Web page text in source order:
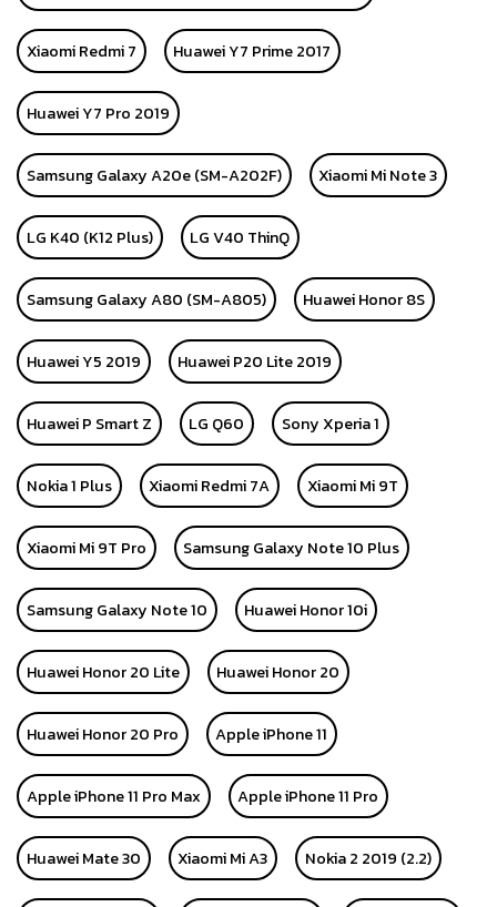
Xiaomi Redmi 7 Huawei Y7 Prime 2017
Huawei Y7 Pro 2019
Samsung Galaxy A20e (SM-A202F) Xiaomi Mi Note 3
LG K40 (K12 Plus) LG V40 ThinQ
Samsung Galaxy A80 (SM-A805) Huawei Honor 8S
Huawei Y5 2019 Huawei P20 Lite 2019
Huawei P Smart Z LG Q60 Sony Xperia 1
Nokia 1 Plus Xiaomi Redmi 7A Xiaomi Mi 9T
Xiaomi Mi 9T Pro Samsung Galaxy Note 10 Plus
Samsung Galaxy Note 10 Huawei Honor 10i
Huawei Honor 20 Lite Huawei Honor 20
Huawei Honor 20 Pro Apple iPhone 11
Apple iPhone 11 Pro Max Apple iPhone 11 Pro
Huawei Mate 30 Xiaomi Mi A3 Nokia 2 2019 (2.2)